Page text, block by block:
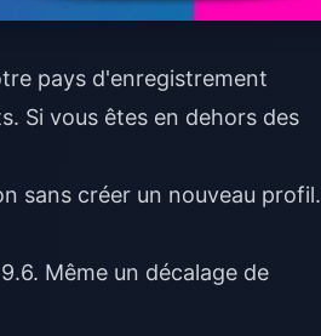
pays d'enregistrement
Si vous êtes en dehors des
sans créer un nouveau profil.
Même un décalage de